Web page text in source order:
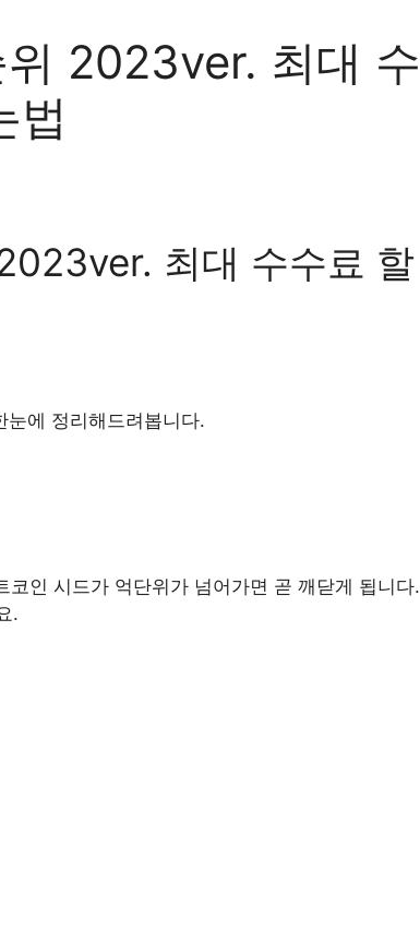
2023ver. 최대 수
법
최대 수수료 할
눈에 정리해드려봅니다.
코인 시드가 억단위가 넘어가면 곧 깨닫게 됩니다.
.